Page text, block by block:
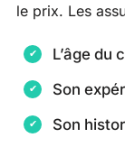
le prix. Les
L’âge du
Son
Son